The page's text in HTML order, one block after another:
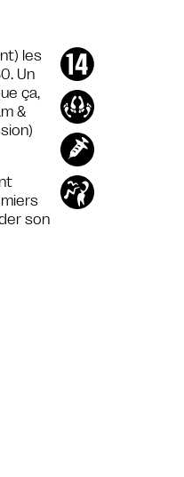
les
Un
ça,
&
son